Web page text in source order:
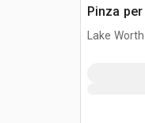
Pinza
Lake